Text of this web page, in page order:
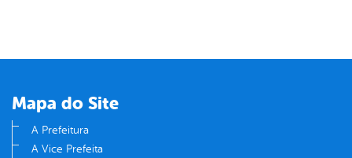
Mapa do Site
A Prefeitura
A Vice Prefeita